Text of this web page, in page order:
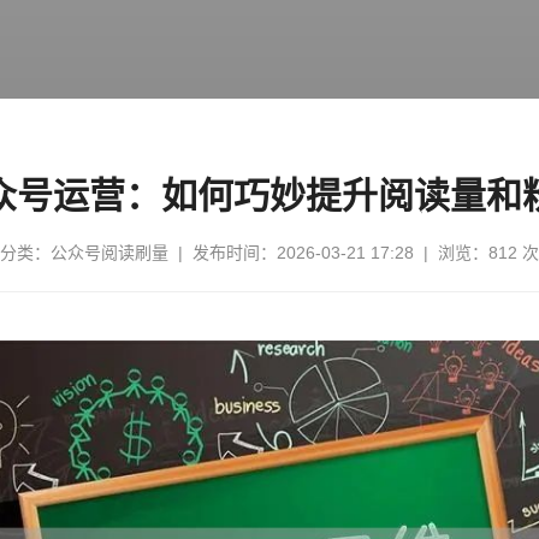
号运营：如何巧妙提升阅读量和
分类： 公众号阅读刷量 | 发布时间：2026-03-21 17:28 | 浏览：812 次